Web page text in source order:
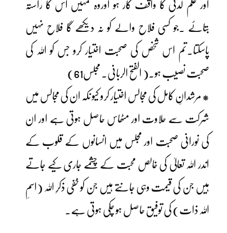
اور علم لدنیّ کا واقف کار ہو اوروہ تمہیں اس کا راستہ
بتائے ۔جو کسی فلاح والے کو نہ دیکھے گا فلاح نہیں
پاسکتا۔تم اس شخص کی صحبت اختیار کرو جس کو اللہ کی
صحبت نصیب ہو۔( الفتح الربانی۔ مجلس61)
* مرشدانِ کامل کی مجالس اختیار کرو کیو نکہ ان کی مجالس میں
شرکت سے حلاوت اور مٹھاس حاصل ہوتی ہے اور ان
کی نورانی صحبت اور مجلس میں انسانوں کے قلوب کے
اندر اللہ تعالیٰ کی خالص محبت کے چشمے جاری کیے جاتے
ہیں جن کی قیمت وہی جانتے ہیں جن کو خفی ذکرِ اللہ (اسمِ
اللہ ذات) کی توفیق حاصل ہو چکی ہوتی ہے۔